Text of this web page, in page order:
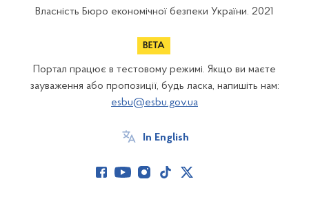
Власність Бюро економічної безпеки України. 2021
Портал працює в тестовому режимі. Якщо ви маєте
зауваження або пропозиції, будь ласка, напишіть нам:
esbu@esbu.gov.ua
In English